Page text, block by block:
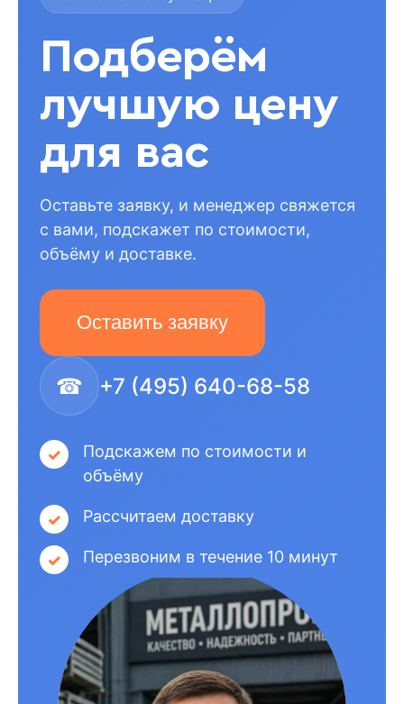
Подберём
лучшую цену
для вас
Оставьте заявку, и менеджер свяжется
с вами, подскажет по стоимости,
объёму и доставке.
Оставить заявку
☎ +7 (495) 640-68-58
Подскажем по стоимости и
объёму
Рассчитаем доставку
Перезвоним в течение 10 минут